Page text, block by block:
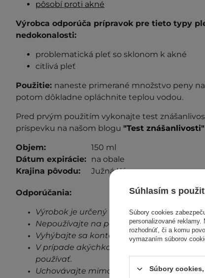
pôsobí proti akné
Výrobca odporúča prípravok pre tieto typy
nedokonalosti:
problematická pleť so sklonom k akné
citlivá pleť
Použitie: naneste primerané množstvo peny
potom dôkladne opláchnite teplou vodou.
Pred prvým použitím vykonajte test
príspevku na našom blogu "Test znášanlivosti"
Objem:
150 ml
Dátum expirácie: na obale
Krajina pôvodu:
Južná Kórea
Odporúčania:
Výrobok je určený len na vonkajšie
Nepoužívajte na poškodenú pokožku.
Vyhýbajte sa kontaktu s očami.
V prípade akýchkoľvek známok
používať.
Uchovávajte mimo dosahu detí.
Súhlasím s
Súbory cookies
personalizované
rozhodnúť, či a komu
vymazaním súborov
Súbory